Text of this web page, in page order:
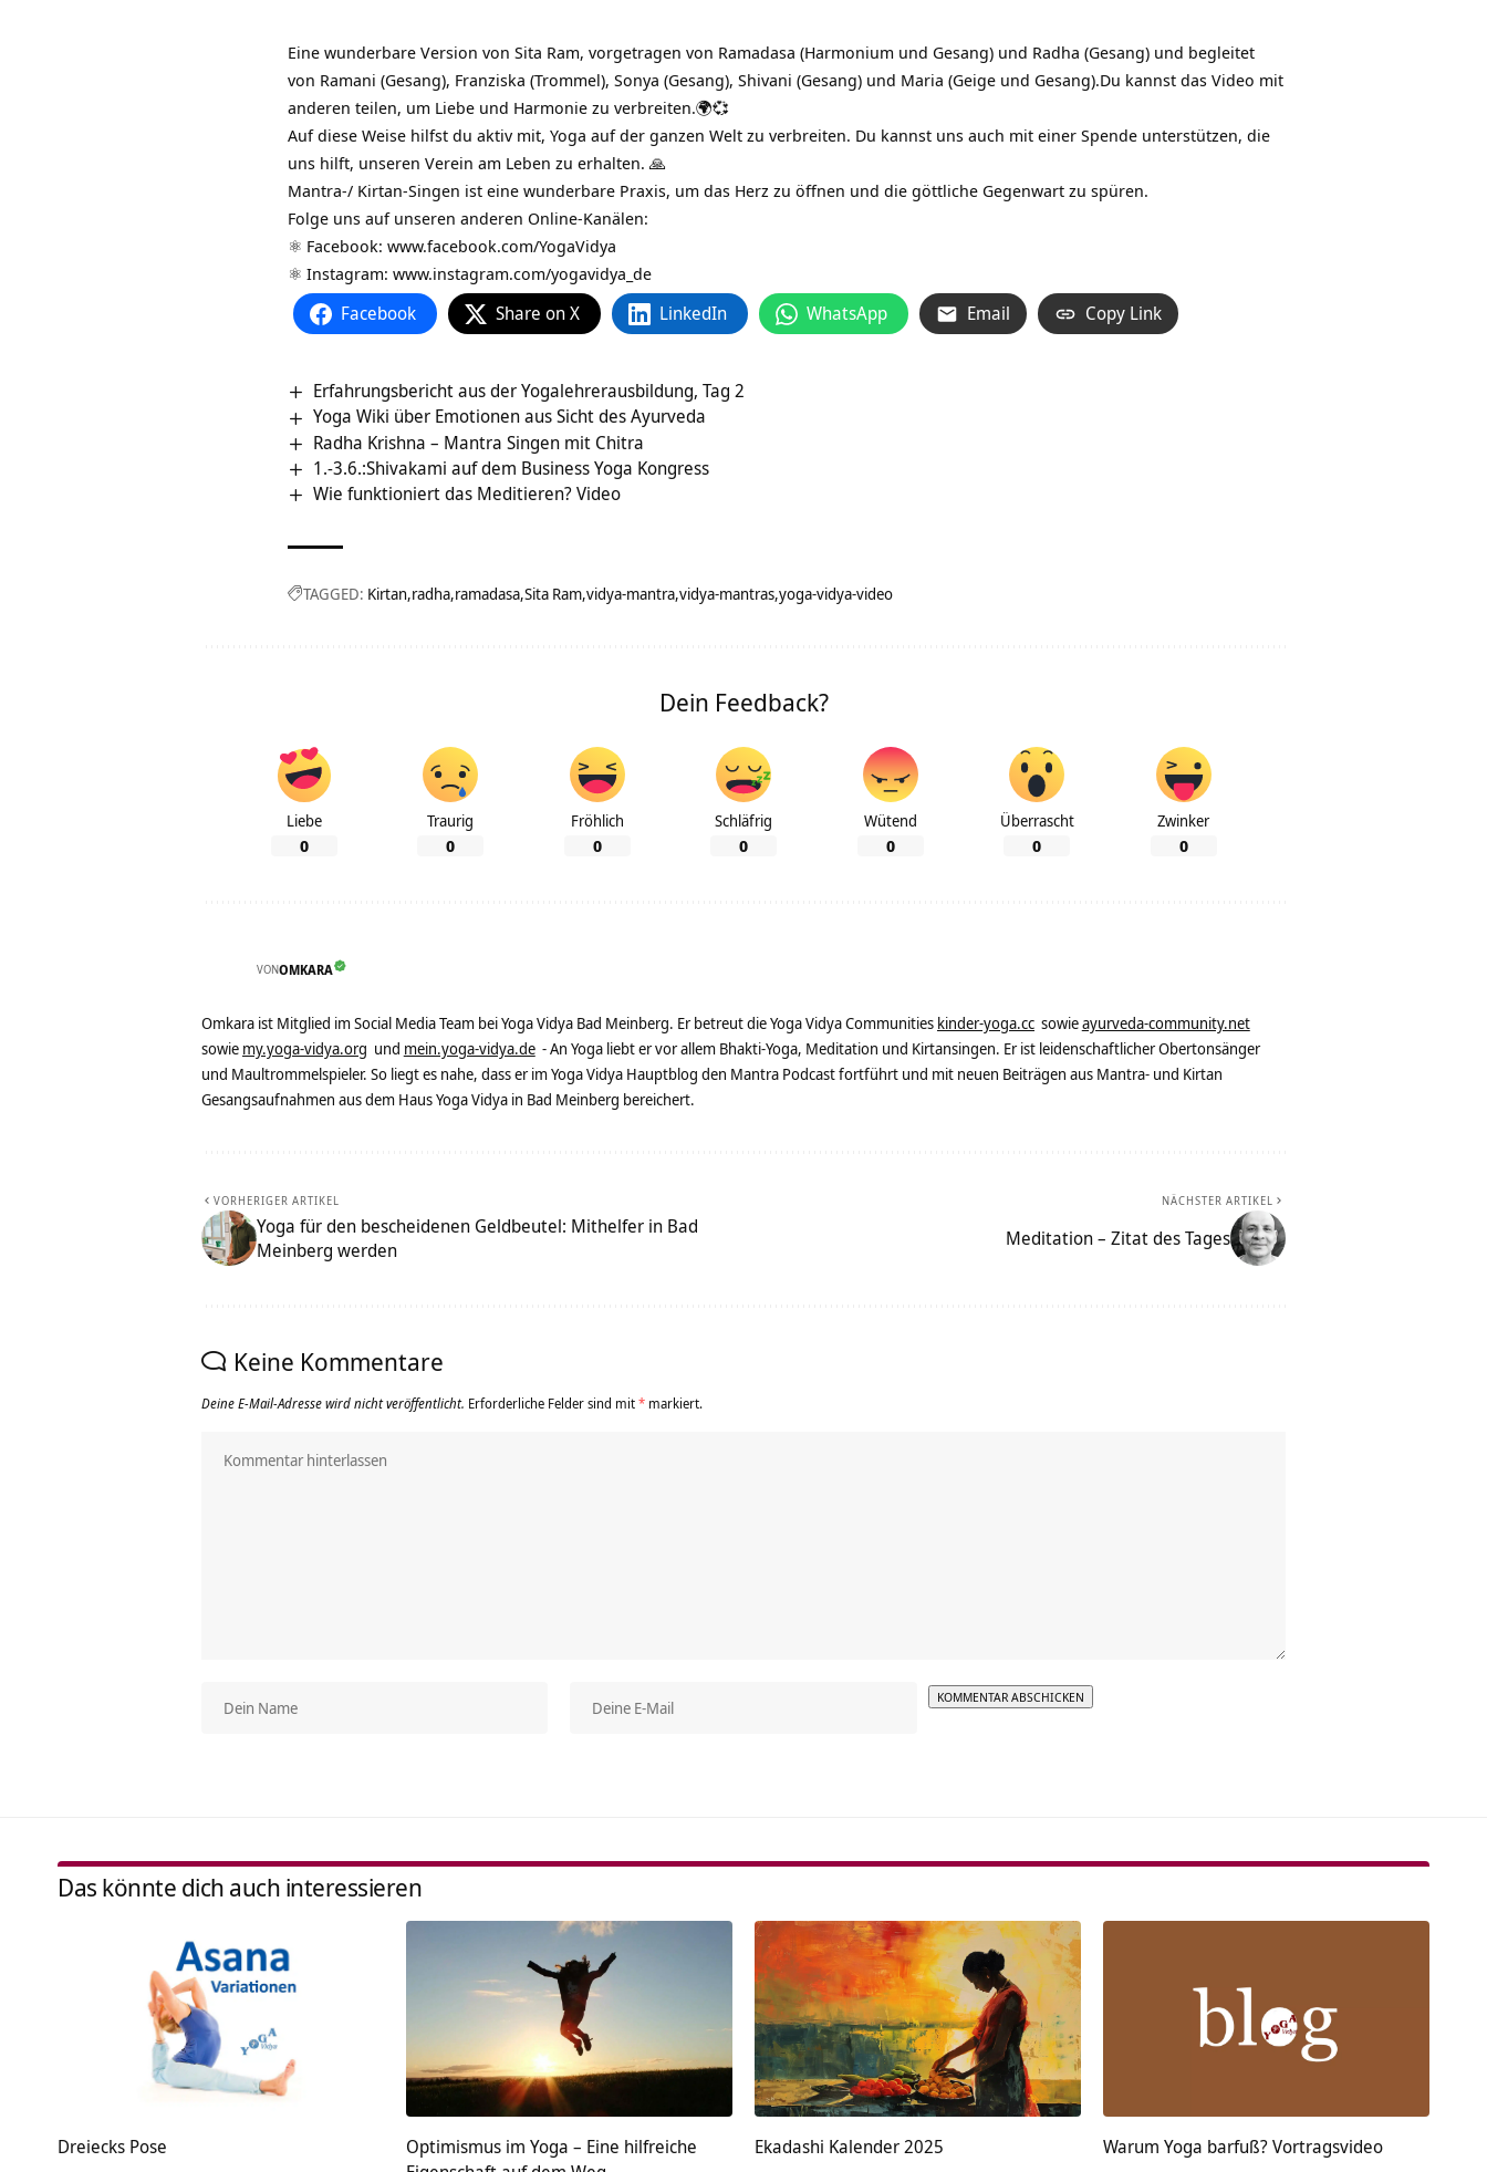
Eine wunderbare Version von Sita Ram, vorgetragen von Ramadasa (Harmonium und Gesang) und Radha (Gesang) und begleitet
von Ramani (Gesang), Franziska (Trommel), Sonya (Gesang), Shivani (Gesang) und Maria (Geige und Gesang).Du kannst das Video mit
anderen teilen, um Liebe und Harmonie zu verbreiten.🌍💞
Auf diese Weise hilfst du aktiv mit, Yoga auf der ganzen Welt zu verbreiten. Du kannst uns auch mit einer Spende unterstützen, die
uns hilft, unseren Verein am Leben zu erhalten. 🙏
Mantra-/ Kirtan-Singen ist eine wunderbare Praxis, um das Herz zu öffnen und die göttliche Gegenwart zu spüren.
Folge uns auf unseren anderen Online-Kanälen:
⚛️ Facebook: www.facebook.com/YogaVidya
⚛️ Instagram: www.instagram.com/yogavidya_de
Facebook Share on X LinkedIn WhatsApp Email Copy Link
Erfahrungsbericht aus der Yogalehrerausbildung, Tag 2
Yoga Wiki über Emotionen aus Sicht des Ayurveda
Radha Krishna – Mantra Singen mit Chitra
1.-3.6.:Shivakami auf dem Business Yoga Kongress
Wie funktioniert das Meditieren? Video
TAGGED: Kirtan radha ramadasa Sita Ram vidya-mantra vidya-mantras yoga-vidya-video
Dein Feedback?
Liebe
0
Traurig
0
Fröhlich
0
Schläfrig
0
Wütend
0
Überrascht
0
Zwinker
0
VONOMKARA
Omkara ist Mitglied im Social Media Team bei Yoga Vidya Bad Meinberg. Er betreut die Yoga Vidya Communities kinder-yoga.cc sowieayurveda-community.net
sowie my.yoga-vidya.org und mein.yoga-vidya.de - An Yoga liebt er vor allem Bhakti-Yoga, Meditation und Kirtansingen. Er ist leidenschaftlicher Obertonsänger
und Maultrommelspieler. So liegt es nahe, dass er im Yoga Vidya Hauptblog den Mantra Podcast fortführt und mit neuen Beiträgen aus Mantra- und Kirtan
Gesangsaufnahmen aus dem Haus Yoga Vidya in Bad Meinberg bereichert.
VORHERIGER ARTIKEL
Yoga für den bescheidenen Geldbeutel: Mithelfer in Bad
Meinberg werden
NÄCHSTER ARTIKEL
Meditation – Zitat des Tages
Keine Kommentare
Deine E-Mail-Adresse wird nicht veröffentlicht. Erforderliche Felder sind mit* markiert.
Das könnte dich auch interessieren
Dreiecks Pose
Optimismus im Yoga – Eine hilfreiche
Ekadashi Kalender 2025 Warum Yoga barfuß? Vortragsvideo